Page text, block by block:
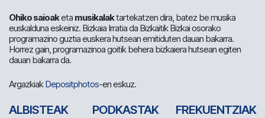
Ohiko saioaketa musikalaktartekatzen dira, batez be musika
euskalduna eskeiniz. Bizkaia Irratia da Bizkaitik Bizkai osorako
programazino guztia euskera hutsean emitiduten dauan bakarra.
Horrez gain, programazinoa goitik behera bizkaiera hutsean egiten
dauan bakarra da.
ArgazkiakDepositphotos-en eskuz.
ALBISTEAK PODKASTAK FREKUENTZIAK